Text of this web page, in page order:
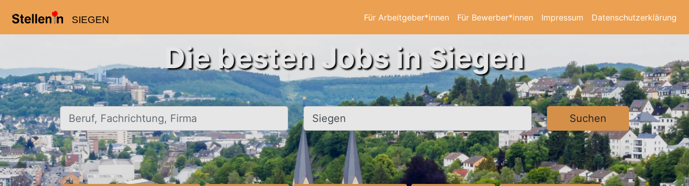
SIEGEN Für Arbeitgeber*innen Für Bewerber*innen Impressum Datenschutzerklärung
Die besten Jobs in Siegen
Beruf, Fachrichtung, Firma Ort, Stadt Suchen